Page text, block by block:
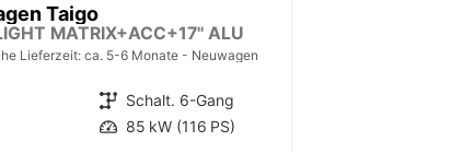
Taigo
MATRIX+ACC+17'' ALU
Lieferzeit: ca. 5-6 Monate Neuwagen
Getriebe Schalt. 6-Gang
Leistung 85 kW (116 PS)